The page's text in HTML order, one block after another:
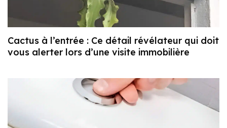
Cactus à l’entrée : Ce détail révélateur qui doit
vous alerter lors d’une visite immobilière